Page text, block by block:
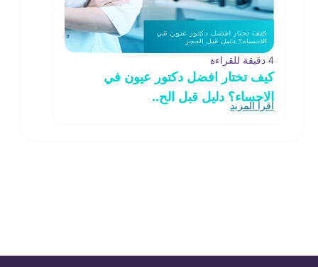
4 دقيقة للقراءة
كيف تختار افضل دكتور عيون في
الاحساء؟ دليل قبل الح..
اقرأ المزيد